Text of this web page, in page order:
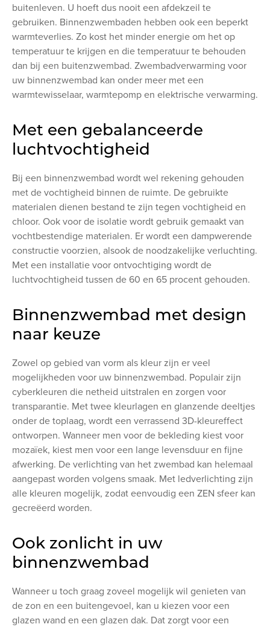
buitenleven. U hoeft dus nooit een afdekzeil te
gebruiken. Binnenzwembaden hebben ook een beperkt
warmteverlies. Zo kost het minder energie om het op
temperatuur te krijgen en die temperatuur te behouden
dan bij een buitenzwembad. Zwembadverwarming voor
uw binnenzwembad kan onder meer met een
warmtewisselaar, warmtepomp en elektrische verwarming.
Met een gebalanceerde
luchtvochtigheid
Bij een binnenzwembad wordt wel rekening gehouden
met de vochtigheid binnen de ruimte. De gebruikte
materialen dienen bestand te zijn tegen vochtigheid en
chloor. Ook voor de isolatie wordt gebruik gemaakt van
vochtbestendige materialen. Er wordt een dampwerende
constructie voorzien, alsook de noodzakelijke verluchting.
Met een installatie voor ontvochtiging wordt de
luchtvochtigheid tussen de 60 en 65 procent gehouden.
Binnenzwembad met design
naar keuze
Zowel op gebied van vorm als kleur zijn er veel
mogelijkheden voor uw binnenzwembad. Populair zijn
cyberkleuren die netheid uitstralen en zorgen voor
transparantie. Met twee kleurlagen en glanzende deeltjes
onder de toplaag, wordt een verrassend 3D-kleureffect
ontworpen. Wanneer men voor de bekleding kiest voor
mozaïek, kiest men voor een lange levensduur en fijne
afwerking. De verlichting van het zwembad kan helemaal
aangepast worden volgens smaak. Met ledverlichting zijn
alle kleuren mogelijk, zodat eenvoudig een ZEN sfeer kan
gecreëerd worden.
Ook zonlicht in uw
binnenzwembad
Wanneer u toch graag zoveel mogelijk wil genieten van
de zon en een buitengevoel, kan u kiezen voor een
glazen wand en een glazen dak. Dat zorgt voor een